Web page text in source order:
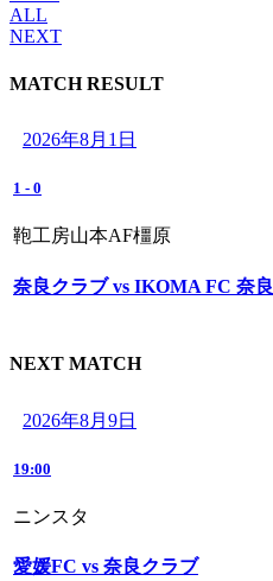
ALL
NEXT
MATCH RESULT
2026年8月1日
1 - 0
鞄工房山本AF橿原
奈良クラブ vs IKOMA FC 奈良
NEXT MATCH
2026年8月9日
19:00
ニンスタ
愛媛FC vs 奈良クラブ